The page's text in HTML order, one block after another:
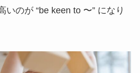
いのが “be keen to 〜” になり